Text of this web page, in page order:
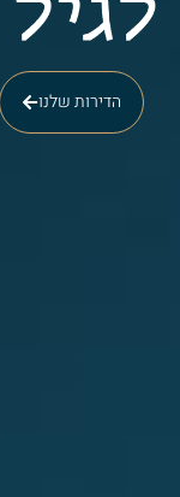
הדירות שלנו